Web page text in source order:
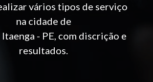
vários tipos de serviço
na cidade de
Itaenga - PE, com discrição e
resultados.